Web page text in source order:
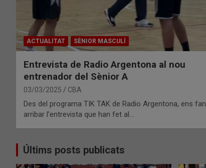
ACTUALITAT SÈNIOR MASCULÍ
Entrevista de Radio Argentona al nou
entrenador del Sènior A
03/03/2025 CBA
Des del programa TIK TAK de Radio Argentona, ens fan
arribar l’entrevista que han fet al…
Últims posts publicats